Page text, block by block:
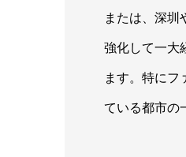
または、深
強化して一大
ます。特に
ている都市の